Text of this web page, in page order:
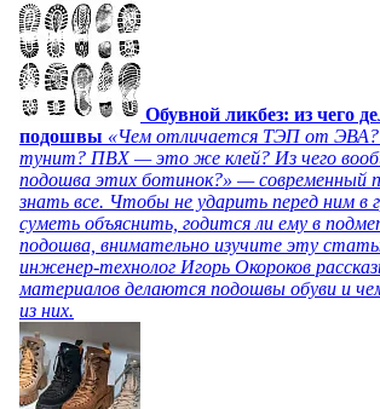
Обувной ликбез: из чего
подошвы «Чем отличается ТЭП от
тунит? ПВХ — это же клей? Из чего
подошва этих ботинок?» — современный
знать все. Чтобы не ударить перед ним в
суметь объяснить, годится ли ему в
подошва, внимательно изучите эту
инженер-технолог Игорь Окороков
материалов делаются подошвы обуви и
из них.